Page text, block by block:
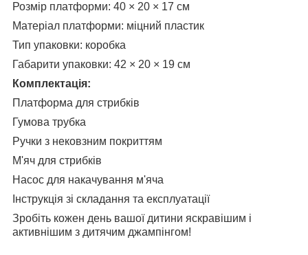
Розмір платформи: 40 × 20 × 17 см
Матеріал платформи: міцний пластик
Тип упаковки: коробка
Габарити упаковки: 42 × 20 × 19 см
Комплектація:
Платформа для стрибків
Гумова трубка
Ручки з нековзним покриттям
М'яч для стрибків
Насос для накачування м'яча
Інструкція зі складання та експлуатації
Зробіть кожен день вашої дитини яскравішим і
активнішим з дитячим джампінгом!